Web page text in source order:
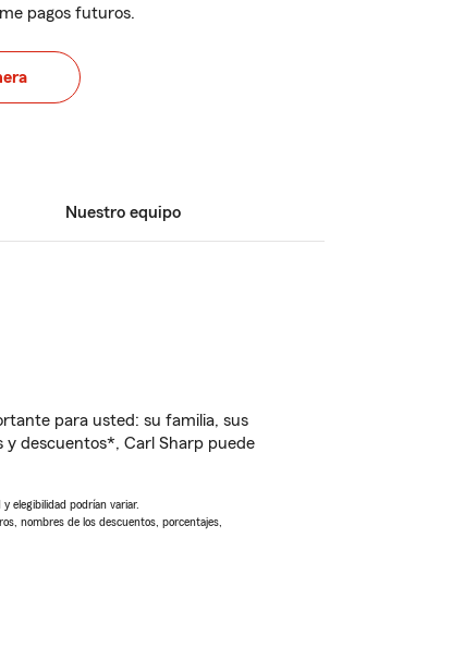
pagos futuros.
Nuestro equipo
para usted: su familia, sus
y descuentos*, Carl Sharp puede
elegibilidad podrían variar.
nombres de los descuentos, porcentajes,